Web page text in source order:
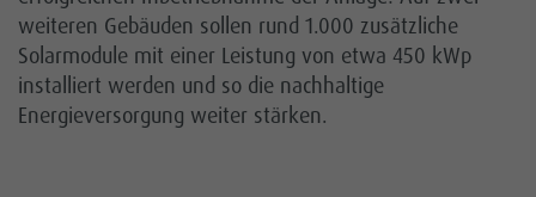
weiteren Gebäuden sollen rund 1.000 zusätzliche
Solarmodule mit einer Leistung von etwa 450 kWp
installiert werden und so die nachhaltige
Energieversorgung weiter stärken.